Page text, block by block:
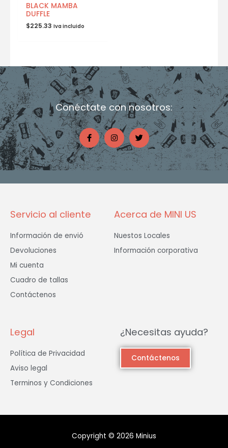
BLACK MAMBA
DUFFLE
$225.33 Iva incluido
Conéctate con nosotros:
F
a
c
e
b
o
o
I
n
s
t
a
g
r
T
w
i
t
t
e
Servicio al cliente
Información de envió
Devoluciones
Mi cuenta
Cuadro de tallas
Contáctenos
Acerca de MINI US
Nuestos Locales
Información corporativa
Legal
Política de Privacidad
Aviso legal
Terminos y Condiciones
¿Necesitas ayuda?
Contáctenos
Copyright © 2026 Minius